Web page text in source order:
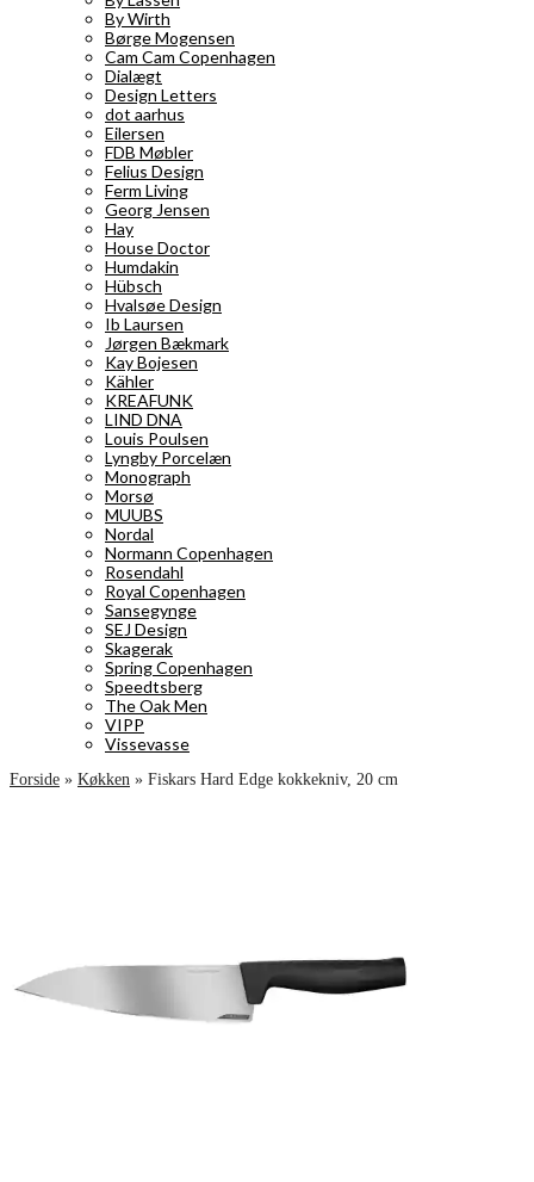
By Wirth
Børge Mogensen
Cam Cam Copenhagen
Dialægt
Design Letters
dot aarhus
Eilersen
FDB Møbler
Felius Design
Ferm Living
Georg Jensen
Hay
House Doctor
Humdakin
Hübsch
Hvalsøe Design
Ib Laursen
Jørgen Bækmark
Kay Bojesen
Kähler
KREAFUNK
LIND DNA
Louis Poulsen
Lyngby Porcelæn
Monograph
Morsø
MUUBS
Nordal
Normann Copenhagen
Rosendahl
Royal Copenhagen
Sansegynge
SEJ Design
Skagerak
Spring Copenhagen
Speedtsberg
The Oak Men
VIPP
Vissevasse
Forside » Køkken » Fiskars Hard Edge kokkekniv, 20 cm